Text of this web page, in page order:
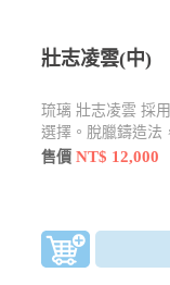
壯志凌雲(中)
琉璃 壯志凌雲 採
選擇。脫臘鑄造法
售價NT$ 12,000